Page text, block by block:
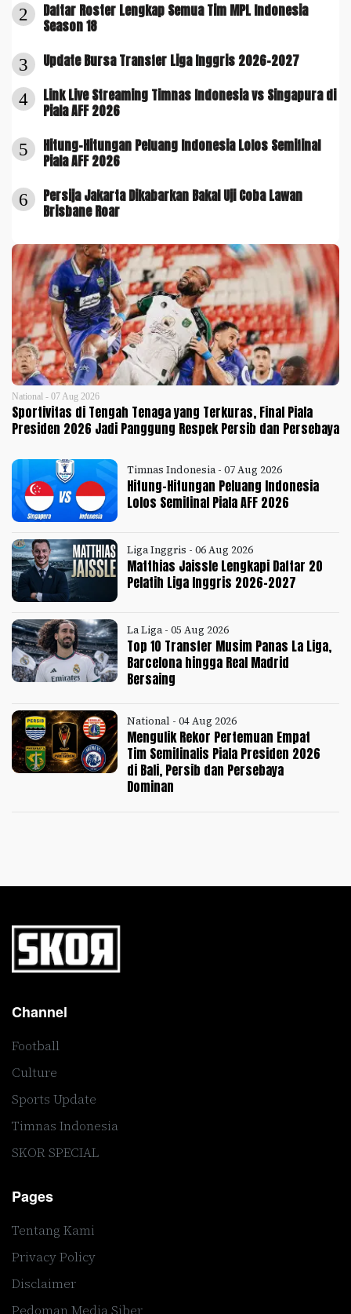
2
Daftar Roster Lengkap Semua Tim MPL Indonesia
Season 18
3 Update Bursa Transfer Liga Inggris 2026-2027
4
Link Live Streaming Timnas Indonesia vs Singapura di
Piala AFF 2026
5
Hitung-Hitungan Peluang Indonesia Lolos Semifinal
Piala AFF 2026
6
Persija Jakarta Dikabarkan Bakal Uji Coba Lawan
Brisbane Roar
National - 07 Aug 2026
Sportivitas di Tengah Tenaga yang Terkuras, Final Piala
Presiden 2026 Jadi Panggung Respek Persib dan Persebaya
Timnas Indonesia - 07 Aug 2026
Hitung-Hitungan Peluang Indonesia
Lolos Semifinal Piala AFF 2026
Liga Inggris - 06 Aug 2026
Matthias Jaissle Lengkapi Daftar 20
Pelatih Liga Inggris 2026-2027
La Liga - 05 Aug 2026
Top 10 Transfer Musim Panas La Liga,
Barcelona hingga Real Madrid
Bersaing
National - 04 Aug 2026
Mengulik Rekor Pertemuan Empat
Tim Semifinalis Piala Presiden 2026
di Bali, Persib dan Persebaya
Dominan
Channel
Football
Culture
Sports Update
Timnas Indonesia
SKOR SPECIAL
Pages
Tentang Kami
Privacy Policy
Disclaimer
Pedoman Media Siber